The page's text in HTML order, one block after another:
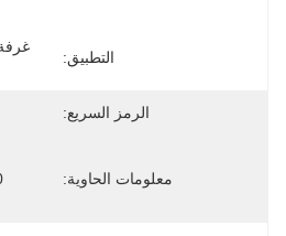
التطبيق:
الرمز السريع:
معلومات الحاوية: